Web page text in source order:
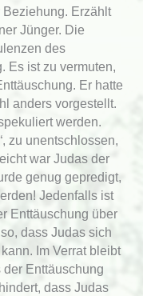
Erzählt
Jünger. Die
des
Es ist zu vermuten,
Er hatte
anders vorgestellt.
werden.
zu unentschlossen,
war Judas der
genug gepredigt,
Jedenfalls ist
Enttäuschung über
dass Judas sich
Im Verrat bleibt
Enttäuschung
dass Judas